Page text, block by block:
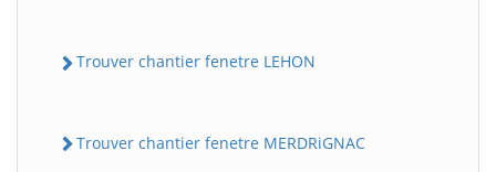
Trouver chantier fenetre LEHON
Trouver chantier fenetre MERDRiGNAC